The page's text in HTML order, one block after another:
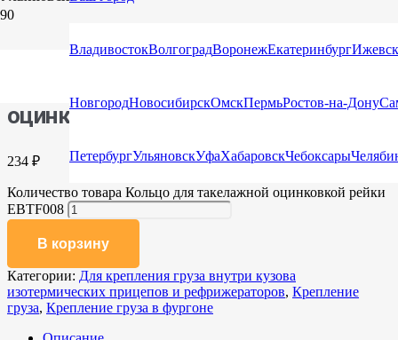
ВладивостокВолгоградВоронежЕкатеринбургИжевск
НовгородНовосибирскОмскПермьРостов-на-Дону
ПетербургУльяновскУфаХабаровскЧебоксары
оцинковкой рейки EBTF008
оцинковкой рейки EBTF008
234 ₽
Количество товара Кольцо для такелажной оцинковкой рейки
EBTF008
В корзину
Категории: Для крепления груза внутри кузова
изотермических прицепов и рефрижераторов, Крепление
груза, Крепление груза в фургоне